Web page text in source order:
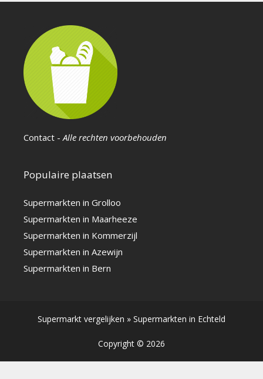
Contact -Alle rechten voorbehouden
Populaire plaatsen
Supermarkten in Grolloo
Supermarkten in Maarheeze
Supermarkten in Kommerzijl
Supermarkten in Azewijn
Supermarkten in Bern
Supermarkt vergelijken » Supermarkten in Echteld
Copyright © 2026